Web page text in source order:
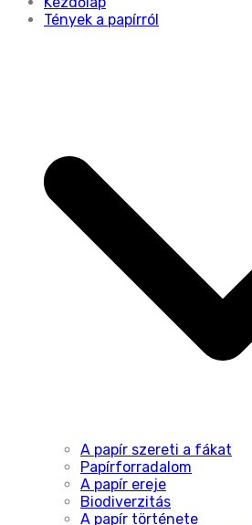
Tények a papírról
A papír szereti a fákat
Papírforradalom
A papír ereje
Biodiverzitás
A papír története